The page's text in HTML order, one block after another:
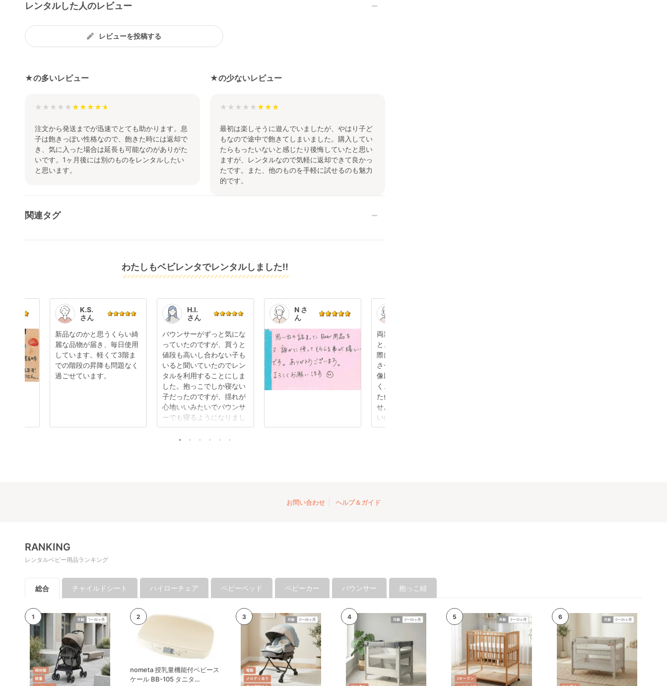
レンタルした人のレビュー
レビューを投稿する
★の多いレビュー
★★★★★
注文から発送までが迅速でとても助かります。息
子は飽きっぽい性格なので、飽きた時には返却で
き、気に入った場合は延長も可能なのがありがた
いです。1ヶ月後には別のものをレンタルしたい
と思います。
★の少ないレビュー
★★★★★
最初は楽しそうに遊んでいましたが、やはり子ど
もなので途中で飽きてしまいました。購入してい
たらもったいないと感じたり後悔していたと思い
ますが、レンタルなので気軽に返却できて良かっ
たです。また、他のものを手軽に試せるのも魅力
的です。
関連タグ
わたしもベビレンタでレンタルしました!!
K.S.
さん
新品なのかと思うくらい綺
麗な品物が届き、毎日使用
しています。軽くて3階ま
での階段の昇降も問題なく
過ごせています。
H.I.
さん
バウンサーがずっと気にな
っていたのですが、買うと
値段も高いし合わない子も
いると聞いていたのでレン
タルを利用することにしま
した。抱っこでしか寝ない
子だったのですが、揺れが
心地いいみたいでバウンサ
ーでも寝るようになりまし
た。3ヶ月レンタルなので
まだまだ活躍してくれそう
N さ
ん
両親に孫の顔を見せよう
と、出産後初めて帰省した
際にベビーカーをレンタル
させていただきました。想
像以上に軽くて使いやす
く、小回りもききます。ま
た使用感も全く感じられま
せんでした。旧型だから安
いのかと思っていましたが
（あまり詳しくないので詳
せていただきます！
お問い合わせ ヘルプ＆ガイド
RANKING
レンタルベビー用品ランキング
総合 チャイルドシート ハイローチェア ベビーベッド ベビーカー バウンサー 抱っこ紐
nometa 授乳量機能付ベビース
ケール BB-105 タニタ